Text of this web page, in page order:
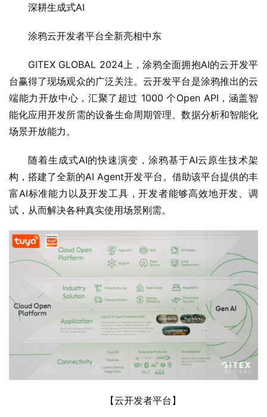
深耕生成式AI
涂鸦云开发者平台全新亮相中东
GITEX GLOBAL 2024上，涂鸦全面拥抱AI的云开发平
台赢得了现场观众的广泛关注。云开发平台是涂鸦推出的云
端能力开放中心，汇聚了超过 1000 个Open API，涵盖智
能化应用开发所需的设备生命周期管理、数据分析和智能化
场景开放能力。
随着生成式AI的快速演变，涂鸦基于AI云原生技术架
构，搭建了全新的AI Agent开发平台。借助该平台提供的丰
富AI标准能力以及开发工具，开发者能够高效地开发、调
试，从而解决各种真实使用场景刚需。
【云开发者平台】